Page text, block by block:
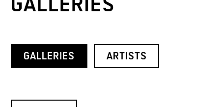
GALLERIES
GALLERIES ARTISTS